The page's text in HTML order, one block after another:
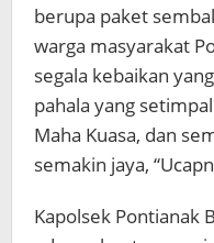
berupa paket
warga masyarakat
segala kebaikan
pahala yang
Maha Kuasa, dan
semakin jaya,
Kapolsek Pontianak